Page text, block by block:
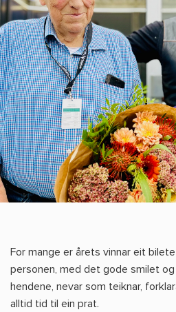
For mange er årets vinnar eit
personen, med det gode smilet
hendene, nevar som teiknar,
alltid tid til ein prat.